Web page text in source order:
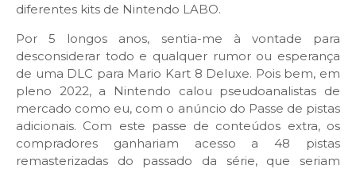
diferentes kits de Nintendo LABO.
Por 5 longos anos, sentia-me à vontade para
desconsiderar todo e qualquer rumor ou esperança
de uma DLC para Mario Kart 8 Deluxe. Pois bem, em
pleno 2022, a Nintendo calou pseudoanalistas de
mercado como eu, com o anúncio do Passe de pistas
adicionais. Com este passe de conteúdos extra, os
compradores ganhariam acesso a 48 pistas
remasterizadas do passado da série, que seriam